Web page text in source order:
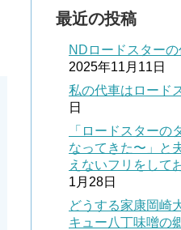
最近の投稿
NDロードスター
2025年11月11日
私の代車はロード
日
「ロードスターの
なってきた〜」と
えないフリをして
1月28日
どうする家康岡崎
キュー八丁味噌の